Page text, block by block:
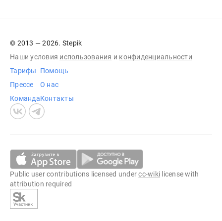
© 2013 — 2026. Stepik
Наши условия использования и конфиденциальности
Тарифы
Прессе
Команда
Помощь
О нас
Контакты
Public user contributions licensed undercc-wiki license with
attribution required